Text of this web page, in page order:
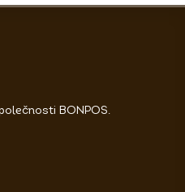
BONPOS.